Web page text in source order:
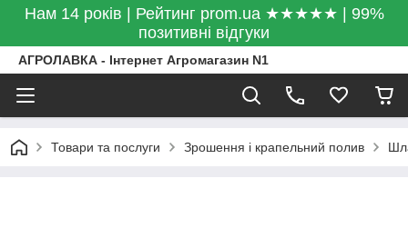
Нам 14 років | Рейтинг prom.ua ★★★★★ | 99%
позитивні відгуки
АГРОЛАВКА - Інтернет Агромагазин N1
Товари та послуги Зрошення і крапельний полив